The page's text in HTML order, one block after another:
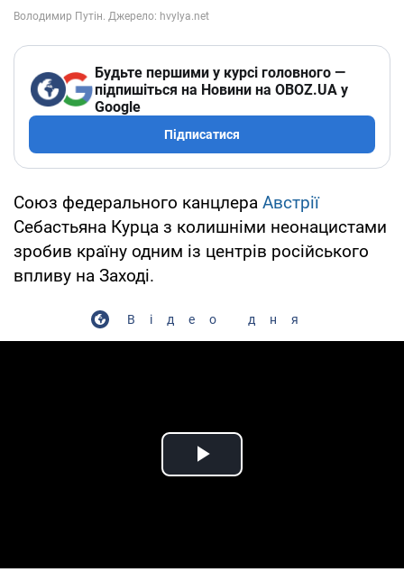
Будьте першими у курсі головного —
підпишіться на Новини на OBOZ.UA у
Google
Підписатися
Союз федерального канцлера Австрії
Себастьяна Курца з колишніми неонацистами
зробив країну одним із центрів російського
впливу на Заході.
Відео дня
Play Video